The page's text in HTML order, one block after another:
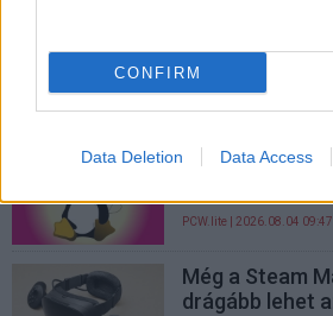
CONFIRM
Data Deletion Data Access
A
napszemüveget
Történelmi
számok azért
PCW.lite | 2026.08.04 09:47
Még a Steam
drágább lehet